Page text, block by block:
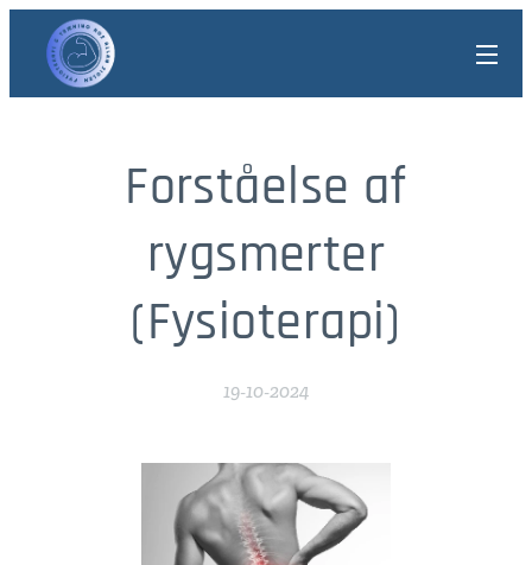
Forståelse af
rygsmerter
(Fysioterapi)
19-10-2024